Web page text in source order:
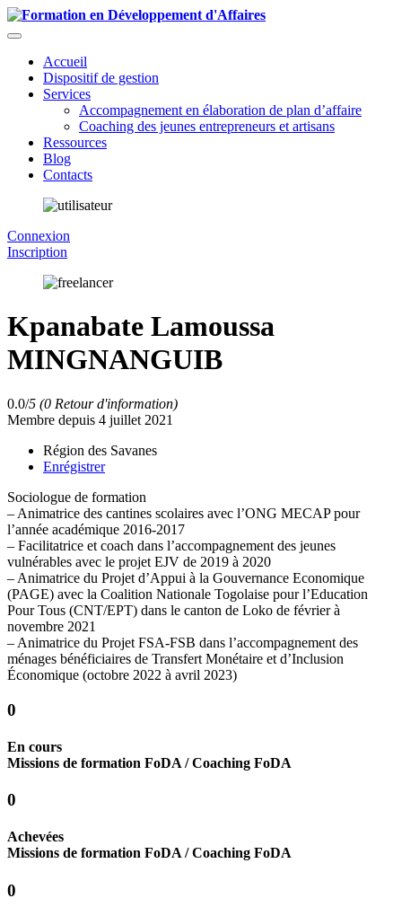
Accueil
Dispositif de gestion
Services
Accompagnement en élaboration de plan d’affaire
Coaching des jeunes entrepreneurs et artisans
Ressources
Blog
Contacts
Connexion
Inscription
Kpanabate Lamoussa
MINGNANGUIB
0.0/5 (0 Retour d'information)
Membre depuis 4 juillet 2021
Région des Savanes
Enrégistrer
Sociologue de formation
– Animatrice des cantines scolaires avec l’ONG MECAP pour
l’année académique 2016-2017
– Facilitatrice et coach dans l’accompagnement des jeunes
vulnérables avec le projet EJV de 2019 à 2020
– Animatrice du Projet d’Appui à la Gouvernance Economique
(PAGE) avec la Coalition Nationale Togolaise pour l’Education
Pour Tous (CNT/EPT) dans le canton de Loko de février à
novembre 2021
– Animatrice du Projet FSA-FSB dans l’accompagnement des
ménages bénéficiaires de Transfert Monétaire et d’Inclusion
Économique (octobre 2022 à avril 2023)
0
En cours
Missions de formation FoDA / Coaching FoDA
0
Achevées
Missions de formation FoDA / Coaching FoDA
0